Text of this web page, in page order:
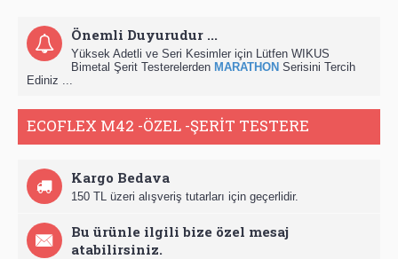
Önemli Duyurudur ...
Yüksek Adetli ve Seri Kesimler için Lütfen WIKUS
Bimetal Şerit Testerelerden MARATHON Serisini Tercih
Ediniz ...
ECOFLEX M42 -ÖZEL -ŞERİT TESTERE
Kargo Bedava
150 TL üzeri alışveriş tutarları için geçerlidir.
Bu ürünle ilgili bize özel mesaj
atabilirsiniz.